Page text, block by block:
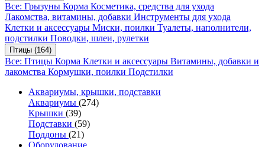
Все: Грызуны Корма Косметика, средства для ухода
Лакомства, витамины, добавки Инструменты для ухода
Клетки и аксессуары Миски, поилки Туалеты, наполнители,
подстилки Поводки, шлеи, рулетки
Птицы (164)
Все: Птицы Корма Клетки и аксессуары Витамины, добавки и
лакомства Кормушки, поилки Подстилки
Аквариумы, крышки, подставки
Аквариумы (274)
Крышки (39)
Подставки (59)
Поддоны (21)
Оборудование